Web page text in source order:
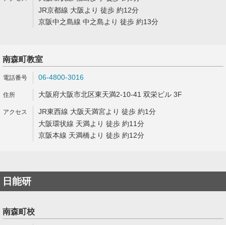
JR京都線 大阪より 徒歩 約12分
京阪中之島線 中之島より 徒歩 約13分
南森町教室
06-4800-3016
大阪府大阪市北区東天満2-10-41 双栄ビル 3F
JR東西線 大阪天満宮より 徒歩 約1分
大阪環状線 天満より 徒歩 約11分
京阪本線 天満橋より 徒歩 約12分
日能研
南森町校